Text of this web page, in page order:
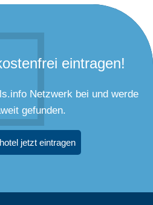
eintragen!
Netzwerk bei und werde
gefunden.
jetzt eintragen